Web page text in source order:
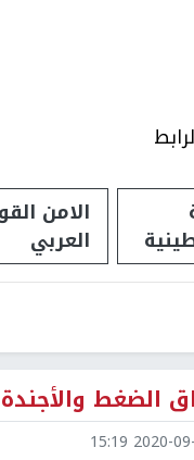
الامن
العربي
الضغط
2020-09-15